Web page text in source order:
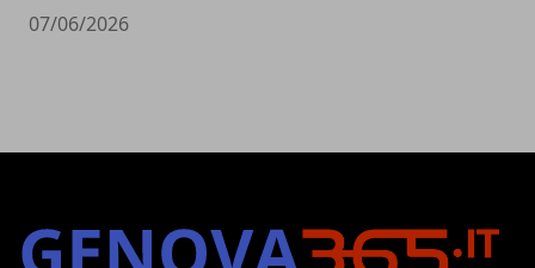
07/06/2026